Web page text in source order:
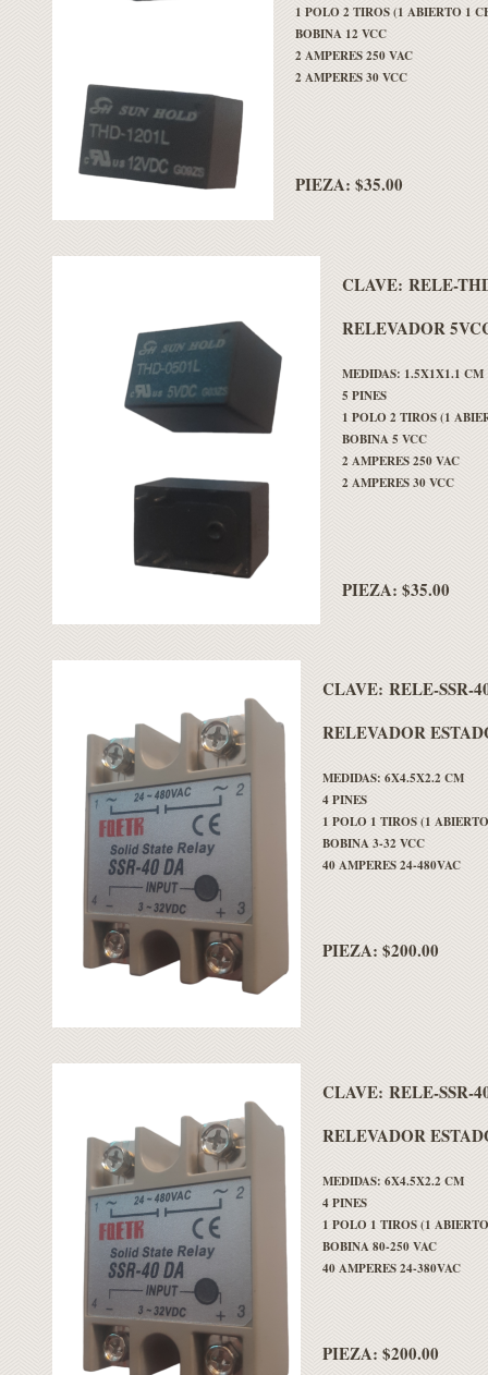
1 POLO 2 TIROS (1 ABIERTO 1
BOBINA 12 VCC
2 AMPERES 250 VAC
2 AMPERES 30 VCC
PIEZA: $35.00
CLAVE: RELE-
RELEVADOR
MEDIDAS: 1.5X1X1.1 CM
5 PINES
1 POLO 2 TIROS (1
BOBINA 5 VCC
2 AMPERES 250 VAC
2 AMPERES 30 VCC
PIEZA: $35.00
CLAVE: RELE-SSR-
RELEVADOR
MEDIDAS: 6X4.5X2.2 CM
4 PINES
1 POLO 1 TIROS (1
BOBINA 3-32 VCC
40 AMPERES 24-480VAC
PIEZA: $200.00
CLAVE: RELE-SSR-
RELEVADOR
MEDIDAS: 6X4.5X2.2 CM
4 PINES
1 POLO 1 TIROS (1
BOBINA 80-250 VAC
40 AMPERES 24-380VAC
PIEZA: $200.00